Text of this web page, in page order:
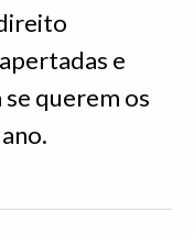
e
querem os